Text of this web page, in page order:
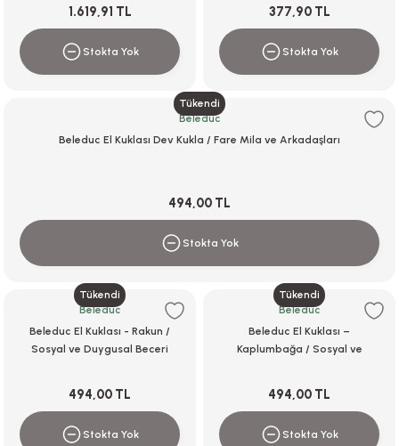
1.619,91 TL
Stokta Yok
377,90 TL
Stokta Yok
Tükendi
Beleduc
Beleduc El Kuklası Dev Kukla / Fare Mila ve Arkadaşları
494,00 TL
Stokta Yok
Tükendi
Beleduc
Beleduc El Kuklası - Rakun /
Sosyal ve Duygusal Beceri
494,00 TL
Stokta Yok
Tükendi
Beleduc
Beleduc El Kuklası –
Kaplumbağa / Sosyal ve
494,00 TL
Stokta Yok